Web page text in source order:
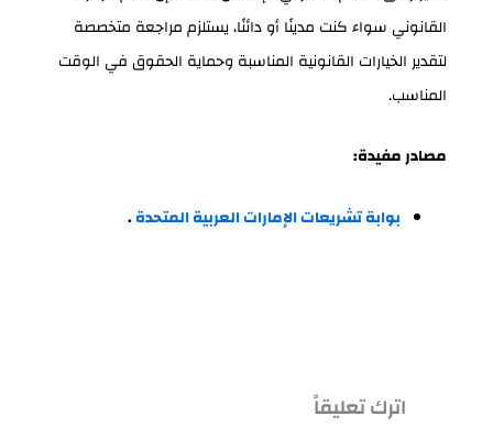
القانوني سواء كنت مدينًا أو دائنًا، يستلزم مراجعة متخصصة
لتقدير الخيارات القانونية المناسبة وحماية الحقوق في الوقت
المناسب.
مصادر مفيدة:
بوابة تشريعات الإمارات العربية المتحدة.
اترك تعليقاً